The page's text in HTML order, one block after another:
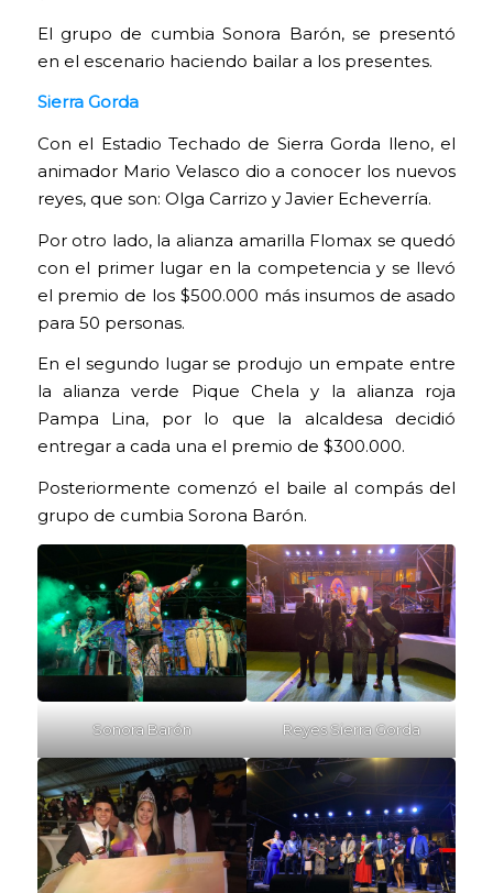
El grupo de cumbia Sonora Barón, se presentó
en el escenario haciendo bailar a los presentes.
Sierra Gorda
Con el Estadio Techado de Sierra Gorda lleno, el
animador Mario Velasco dio a conocer los nuevos
reyes, que son: Olga Carrizo y Javier Echeverría.
Por otro lado, la alianza amarilla Flomax se quedó
con el primer lugar en la competencia y se llevó
el premio de los $500.000 más insumos de asado
para 50 personas.
En el segundo lugar se produjo un empate entre
la alianza verde Pique Chela y la alianza roja
Pampa Lina, por lo que la alcaldesa decidió
entregar a cada una el premio de $300.000.
Posteriormente comenzó el baile al compás del
grupo de cumbia Sorona Barón.
Sonora Barón Reyes Sierra Gorda